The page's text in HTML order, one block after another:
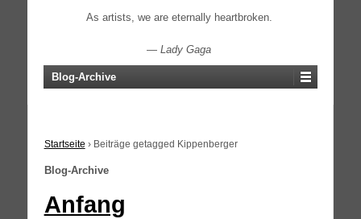
As artists, we are eternally heartbroken.
—Lady Gaga
Blog-Archive
Startseite › Beiträge getagged Kippenberger
Blog-Archive
Anfang